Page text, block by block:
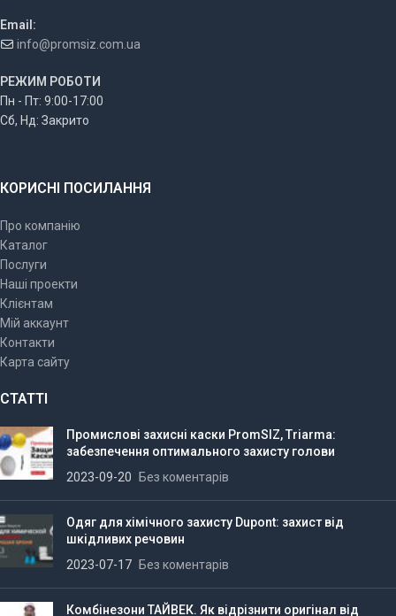
Email:
info@promsiz.com.ua
РЕЖИМ РОБОТИ
Пн - Пт: 9:00-17:00
Сб, Нд: Закрито
КОРИСНІ ПОСИЛАННЯ
Про компанію
Каталог
Послуги
Наші проекти
Клієнтам
Мій аккаунт
Контакти
Карта сайту
СТАТТІ
Промислові захисні каски PromSIZ, Triarma:
забезпечення оптимального захисту голови
2023-09-20
Без коментарів
Одяг для хімічного захисту Dupont: захист від
шкідливих речовин
2023-07-17
Без коментарів
Комбінезони ТАЙВЕК. Як відрізнити оригінал від